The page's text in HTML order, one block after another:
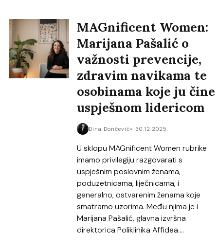
MAGnificent Women:
Marijana Pašalić o
važnosti prevencije,
zdravim navikama te
osobinama koje ju čine
uspješnom lidericom
Dina Dončević 30.12.2025.
U sklopu MAGnificent Women rubrike
imamo privilegiju razgovarati s
uspješnim poslovnim ženama,
poduzetnicama, liječnicama, i
generalno, ostvarenim ženama koje
smatramo uzorima. Među njima je i
Marijana Pašalić, glavna izvršna
direktorica Poliklinika Affidea....